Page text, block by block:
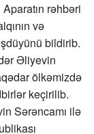
rəhbəri
və
bildirib.
Əliyevin
ölkəmizdə
keçirilib.
Sərəncamı ilə